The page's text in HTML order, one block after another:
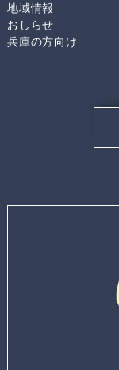
地域情報
おしらせ
兵庫の方向け